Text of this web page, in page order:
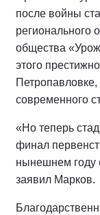
после войны
регионального
общества
этого
Петропавловке,
современного
«Но теперь
финал
нынешнем году
заявил Марков.